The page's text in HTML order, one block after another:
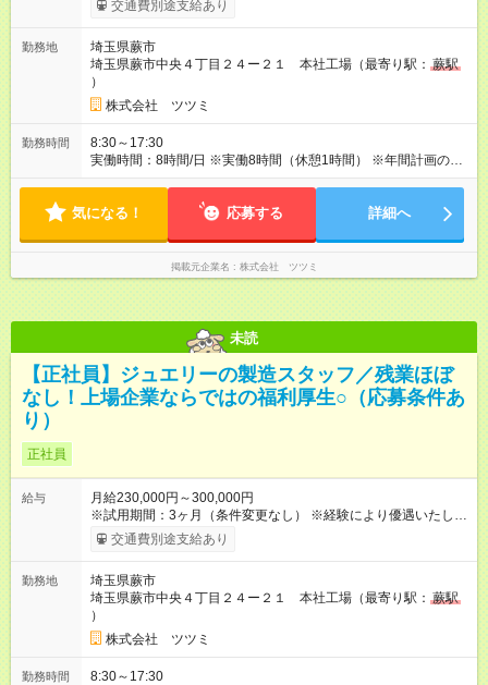
昇給あり（年1回） ★交通費規定内支給（月150,000円まで） ★
り 試用期間の長さ：3ヶ月 雇用形態、給与は本採用時と同じで
す。
交通費別途支給あり
勤務地
埼玉県蕨市
埼玉県蕨市中央４丁目２４ー２１ 本社工場（最寄り駅： 蕨駅
）
株式会社 ツツミ
勤務時間
8:30～17:30
実働時間：8時間/日 ※実働8時間（休憩1時間） ※年間計画の会
社カレンダーあり
気になる！ 応募する 詳細へ
掲載元企業名 株式会社 ツツミ
未読
【正社員】ジュエリーの製造スタッフ／残業ほぼ
なし！上場企業ならではの福利厚生○（応募条件あ
り）
正社員
給与
月給230,000円～300,000円
※試用期間：3ヶ月（条件変更なし） ※経験により優遇いたしま
す。 ※試用期間中の給与も同額です。 ※上記想定年収は基本給
のみを表示しています。 ※別途、交通費・残業代・賞与が支給
規定内支給（月150,000円まで） ★残業手当あり（固定残業代で
はない） 【試用期間】試用期間あり 試用期間の長さ：3ヶ月 雇
用形態、給与は本採用時と同じです。
交通費別途支給あり
勤務地
埼玉県蕨市
埼玉県蕨市中央４丁目２４ー２１ 本社工場（最寄り駅： 蕨駅
）
株式会社 ツツミ
勤務時間
8:30～17:30